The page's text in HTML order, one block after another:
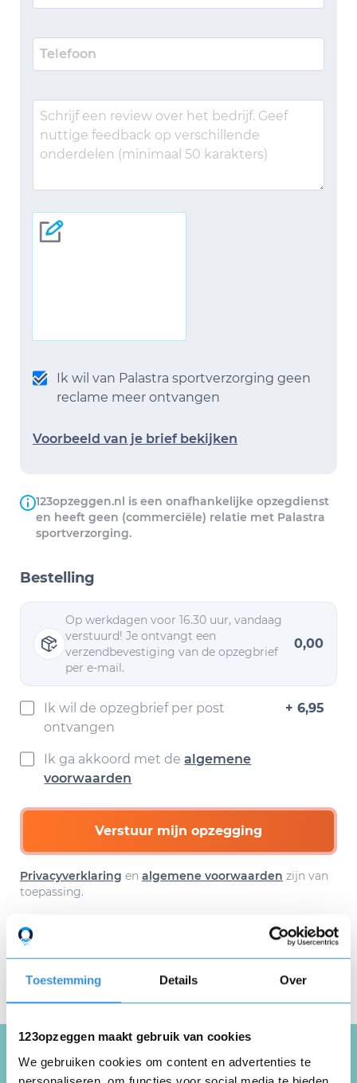
Toestemming Details Over
123opzeggen maakt gebruik van cookies
We gebruiken cookies om content en advertenties te
Ik wil van Palastra sportverzorging geen
reclame meer ontvangen
Voorbeeld van je brief bekijken
123opzeggen.nl is een onafhankelijke opzegdienst
en heeft geen (commerciële) relatie met Palastra
sportverzorging.
Bestelling
Op werkdagen voor 16.30 uur, vandaag
verstuurd! Je ontvangt een
verzendbevestiging van de opzegbrief
per e-mail.
0,00
Ik wil de opzegbrief per post
ontvangen
+ 6,95
Ik ga akkoord met dealgemene
voorwaarden
Verstuur mijn opzegging
Privacyverklaring en algemene voorwaarden zijn van
toepassing.
opzegbrief